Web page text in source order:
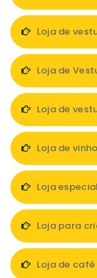
Loja de
Loja de
Loja de
Loja de
Loja
Loja para
Loja de café